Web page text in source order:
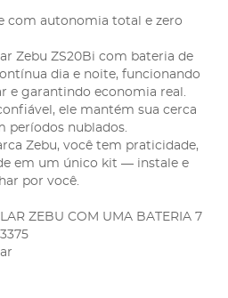
com autonomia total e zero
Zebu ZS20Bi com bateria de
dia e noite, funcionando
e garantindo economia real.
ele mantém sua cerca
períodos nublados.
Zebu, você tem praticidade,
em um único kit — instale e
por você.
ZEBU COM UMA BATERIA 7